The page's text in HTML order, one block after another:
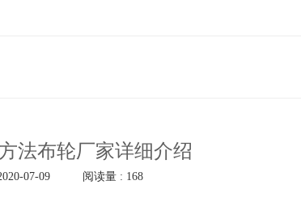
法布轮厂家详细介绍
07-09 阅读量 : 168